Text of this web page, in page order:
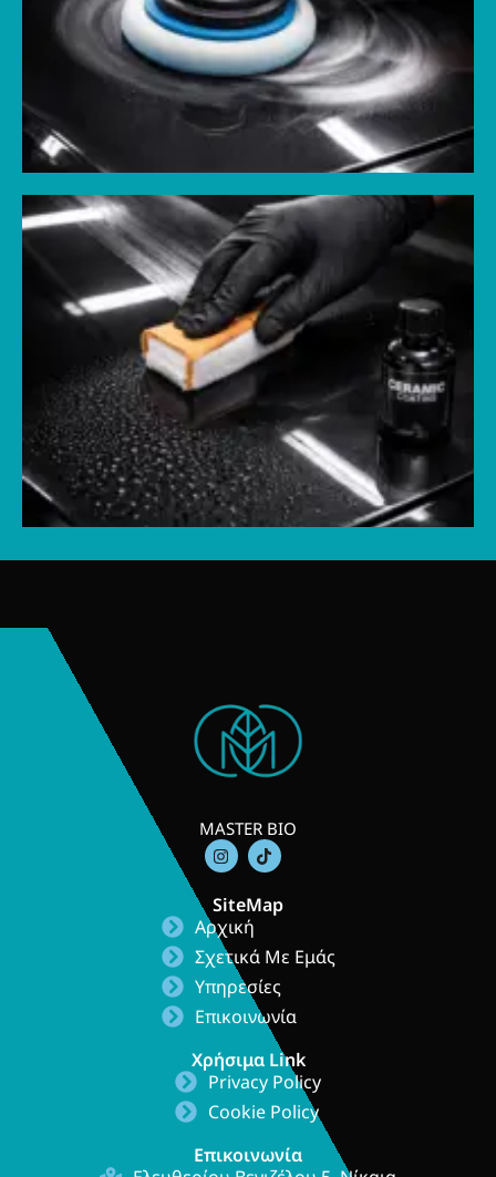
MASTER BIO
I
n
s
t
a
g
r
a
m
T
i
k
t
o
SiteMap
Αρχική
Σχετικά Με Εμάς
Υπηρεσίες
Επικοινωνία
Χρήσιμα Link
Privacy Policy
Cookie Policy
Επικοινωνία